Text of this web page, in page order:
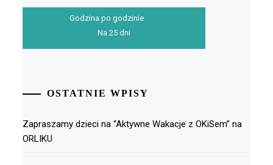
Godzina po godzinie
Na 25 dni
OSTATNIE WPISY
Zapraszamy dzieci na “Aktywne Wakacje z OKiSem” na
ORLIKU